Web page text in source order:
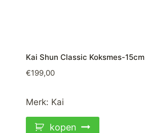
Kai Shun Classic Koksmes-15cm
€199,00
Merk: Kai
kopen